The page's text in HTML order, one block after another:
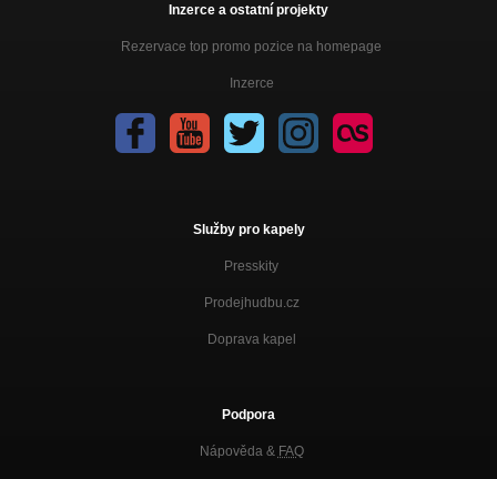
Inzerce a ostatní projekty
Rezervace top promo pozice na homepage
Inzerce
Služby pro kapely
Presskity
Prodejhudbu.cz
Doprava kapel
Podpora
Nápověda & FAQ